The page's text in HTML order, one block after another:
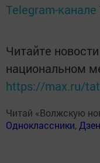
Telegram-канале
Читайте
национальном
https://max.ru/
Читай «Волжскую
Одноклассники, Дзен